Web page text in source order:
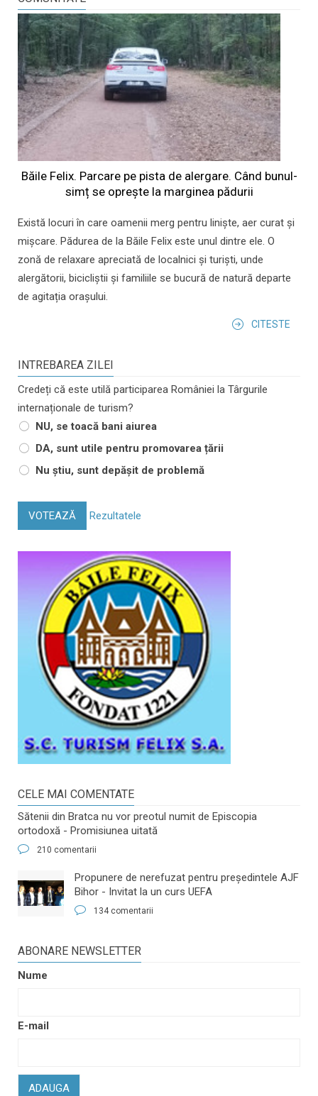
Băile Felix. Parcare pe pista de alergare. Când bunul-
simț se oprește la marginea pădurii
Există locuri în care oamenii merg pentru liniște, aer curat și
mișcare. Pădurea de la Băile Felix este unul dintre ele. O
zonă de relaxare apreciată de localnici și turiști, unde
alergătorii, bicicliștii și familiile se bucură de natură departe
de agitația orașului.
CITESTE
INTREBAREA ZILEI
Credeți că este utilă participarea României la Târgurile
internaționale de turism?
NU, se toacă bani aiurea
DA, sunt utile pentru promovarea țării
Nu știu, sunt depășit de problemă
VOTEAZĂ Rezultatele
CELE MAI COMENTATE
Sătenii din Bratca nu vor preotul numit de Episcopia
ortodoxă - Promisiunea uitată
210 comentarii
​Propunere de nerefuzat pentru preşedintele AJF
Bihor - Invitat la un curs UEFA
134 comentarii
ABONARE NEWSLETTER
Nume
E-mail
ADAUGA